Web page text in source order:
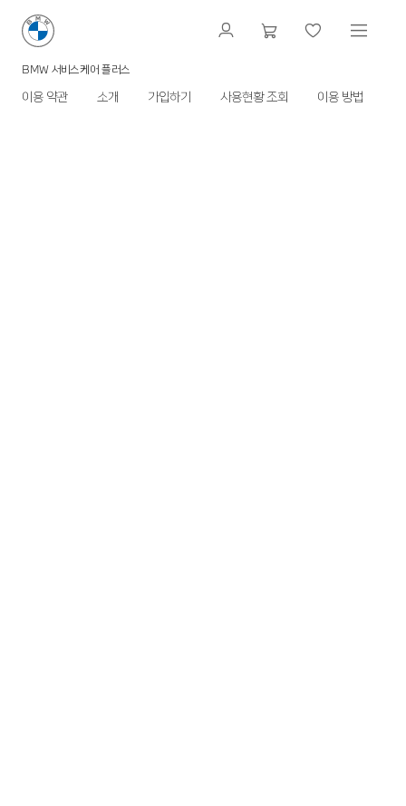
BMW 서비스케어 플러스
이용 약관 소개 가입하기 사용현황 조회 이용 방법